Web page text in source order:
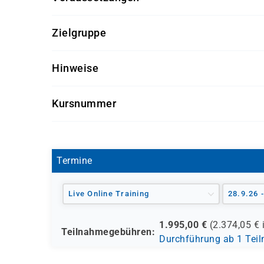
Zielgruppe
verantwortlich sind, insbesondere an
Hinweise
Kursnummer
Termine
Live Online Training 28.9.26
Teilnahmegebühren:
1.995,00 € (2.374,05 €
Durchführung ab 1